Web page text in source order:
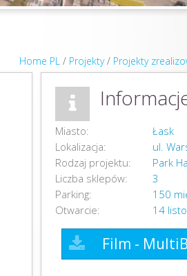
Home PL / Projekty/ Projekty
Miasto:
Łask
Lokalizacja:
ul.
Rodzaj projektu:
Park
Liczba sklepów:
3
Parking:
150
Otwarcie:
14
Film -